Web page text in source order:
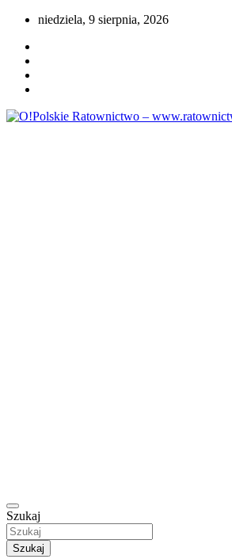
Przejdź
treści
niedziela, 9 sierpnia, 2026
Szukaj
Szukaj